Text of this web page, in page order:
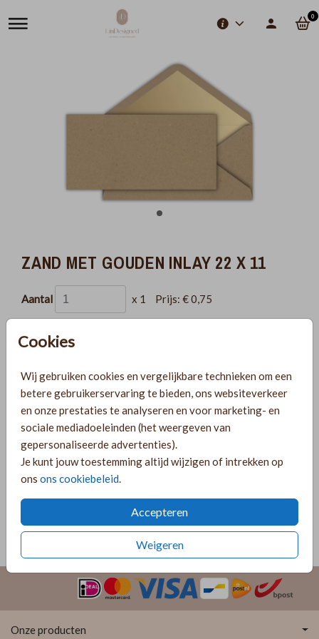
0
Cookies
Wij gebruiken cookies en vergelijkbare technieken om een
betere gebruikerservaring te bieden, ons websiteverkeer
en onze prestaties te analyseren en voor marketing- en
sociale mediadoeleinden (het weergeven van
gepersonaliseerde advertenties).
Je kunt jouw toestemming altijd wijzigen of intrekken op
ons ons cookiebeleid.
Accepteren
Weigeren
ZAND MET GOUDEN INLAY 22 X 11
Aantal x 1 Prijs: € 0,75
Gratis verzending
Voor 18:00 uur besteld, morgen in huis!
Ruime keuze uit producten voor bij je kaartje
OMSCHRIJVING
Zand met gouden inlay 22 x 11
Prijs: per 1
Onze producten